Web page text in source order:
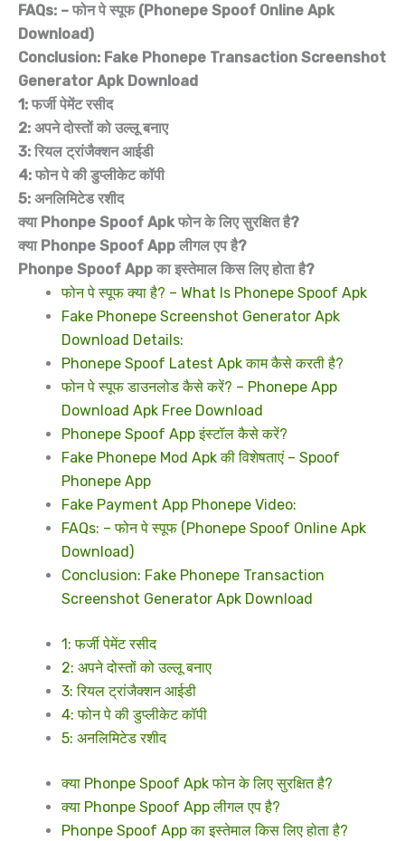
FAQs: – फोन पे स्पूफ (Phonepe Spoof Online Apk
Download)
Conclusion: Fake Phonepe Transaction Screenshot
Generator Apk Download
1: फर्जी पेमेंट रसीद
2: अपने दोस्तों को उल्लू बनाए
3: रियल ट्रांजैक्शन आईडी
4: फोन पे की डुप्लीकेट कॉपी
5: अनलिमिटेड रशीद
क्या Phonpe Spoof Apk फोन के लिए सुरक्षित है?
क्या Phonpe Spoof App लीगल एप है?
Phonpe Spoof App का इस्तेमाल किस लिए होता है?
फोन पे स्पूफ क्या है? – What Is Phonepe Spoof Apk
Fake Phonepe Screenshot Generator Apk
Download Details:
Phonepe Spoof Latest Apk काम कैसे करती है?
फोन पे स्पूफ डाउनलोड कैसे करें? – Phonepe App
Download Apk Free Download
Phonepe Spoof App इंस्टॉल कैसे करें?
Fake Phonepe Mod Apk की विशेषताएं – Spoof
Phonepe App
Fake Payment App Phonepe Video:
FAQs: – फोन पे स्पूफ (Phonepe Spoof Online Apk
Download)
Conclusion: Fake Phonepe Transaction
Screenshot Generator Apk Download
1: फर्जी पेमेंट रसीद
2: अपने दोस्तों को उल्लू बनाए
3: रियल ट्रांजैक्शन आईडी
4: फोन पे की डुप्लीकेट कॉपी
5: अनलिमिटेड रशीद
क्या Phonpe Spoof Apk फोन के लिए सुरक्षित है?
क्या Phonpe Spoof App लीगल एप है?
Phonpe Spoof App का इस्तेमाल किस लिए होता है?